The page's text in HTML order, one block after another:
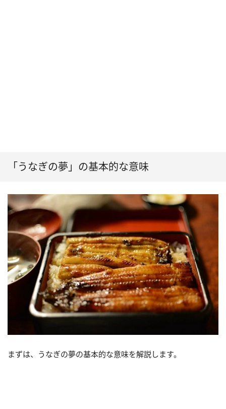
「うなぎの夢」の基本的な意味
まずは、うなぎの夢の基本的な意味を解説します。